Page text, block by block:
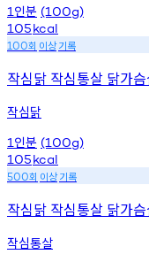
1 인분 (100g)
105kcal
100회 이상기록
작심닭 작심통살 닭가
작심닭
1 인분 (100g)
105kcal
500회 이상기록
작심닭 작심통살 닭가
작심통살